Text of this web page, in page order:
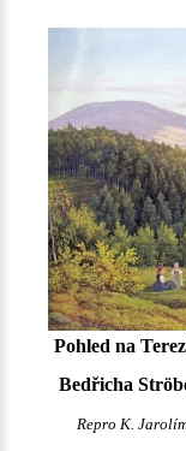
Pohled na
Bedřicha
Repro K.